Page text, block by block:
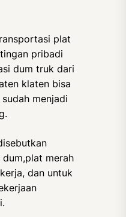
plat
pribadi
dum truk dari
klaten bisa
menjadi
dum,plat merah
dan untuk